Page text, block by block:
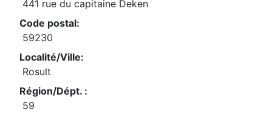
441 rue du capitaine Deken
Code postal:
59230
Localité/Ville:
Rosult
Région/Dépt. :
59